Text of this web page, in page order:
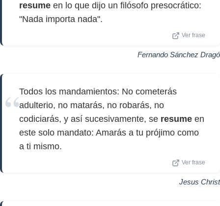
resume en lo que dijo un filósofo presocrático:
"Nada importa nada".
Ver frase
Fernando Sánchez Dragó
Todos los mandamientos: No cometerás
adulterio, no matarás, no robarás, no
codiciarás, y así sucesivamente, se resume en
este solo mandato: Amarás a tu prójimo como
a ti mismo.
Ver frase
Jesus Christ